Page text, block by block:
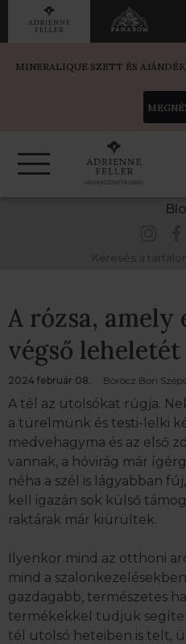
MINERALIQUE SZETT ÉS
A rózsa, amely
végső leheletét
2024 február 08. Böröcz Bori
A tél az utolsókat rúgja.
a türelmünk és testi-lelki
medvehagyma és az első
vannak, a hóvirág már
néha a szél is lágyabban
kell igazán sok külső
raktárak már kiürültek.
Ilyenkor mind az otthoni
mind a
gazdagabb, természetes
termékekkel tudjuk
tél utolsó heteiben is telt,